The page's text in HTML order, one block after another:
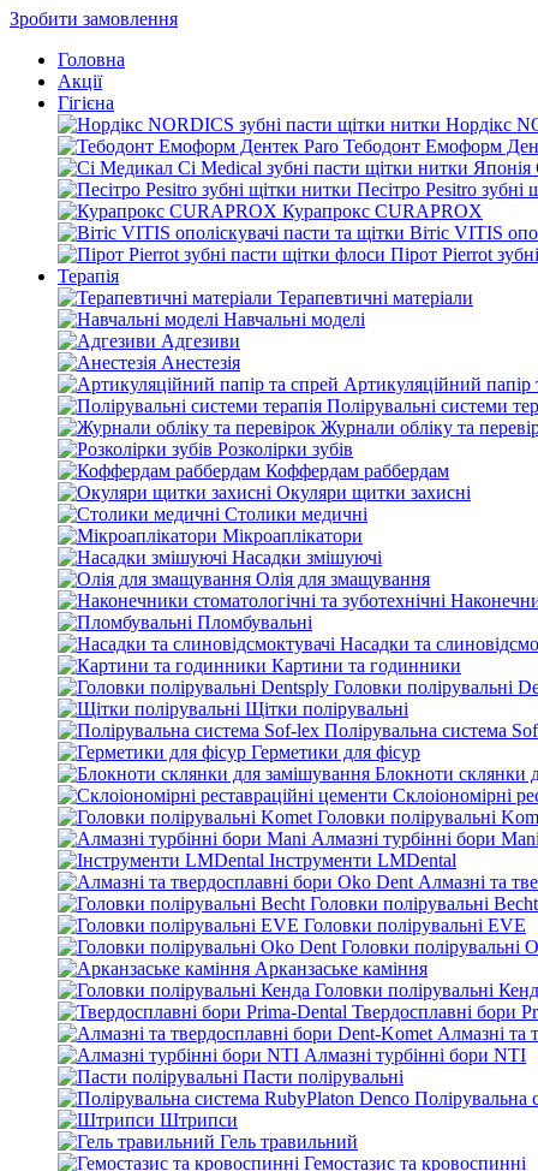
Зробити замовлення
Головна
Акції
Гігієна
Нордікс
Тебодонт Емоформ
Песітро Pesitro зубні
Курапрокс CURAPROX
Вітіс VITIS
Пірот Pierrot
Терапія
Терапевтичні матеріали
Навчальні моделі
Адгезиви
Анестезія
Артикуляційний папір
Полірувальні системи
Журнали обліку та
Розколірки зубів
Коффердам раббердам
Окуляри щитки захисні
Столики медичні
Мікроаплікатори
Насадки змішуючі
Олія для змащування
Пломбувальні
Насадки та
Картини та годинники
Головки полірувальні
Щітки полірувальні
Полірувальна система
Герметики для фісур
Блокноти склянки
Склоіономірні
Головки полірувальні
Алмазні турбінні бори
Інструменти LMDental
Алмазні та
Головки полірувальні Becht
Головки полірувальні EVE
Головки полірувальні
Арканзаське каміння
Головки полірувальні
Твердосплавні бори
Алмазні та
Алмазні турбінні бори NTI
Пасти полірувальні
Полірувальна
Штрипси
Гель травильний
Гемостазис та кровоспинні